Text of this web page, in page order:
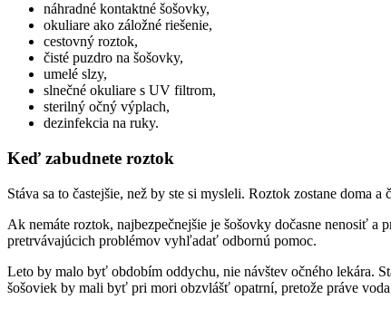
náhradné kontaktné šošovky,
okuliare ako záložné riešenie,
cestovný roztok,
čisté puzdro na šošovky,
umelé slzy,
slnečné okuliare s UV filtrom,
sterilný očný výplach,
dezinfekcia na ruky.
Keď zabudnete roztok
Stáva sa to častejšie, než by ste si mysleli. Roztok zostane
Ak nemáte roztok, najbezpečnejšie je šošovky dočasne nenosiť
pretrvávajúcich problémov vyhľadať odbornú pomoc.
Leto by malo byť obdobím oddychu, nie návštev očného lekára.
šošoviek by mali byť pri mori obzvlášť opatrní, pretože práve